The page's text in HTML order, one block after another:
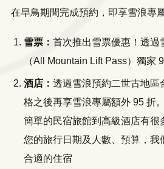
在早鳥期間完成預約，即享雪浪專
雪票： 首次推出雪票優惠！透過
（All Mountain Lift Pass）獨家
酒店： 透過雪浪預約二世古地區
格之後再享雪浪專屬額外 95 折
簡單的民宿旅館到高級酒店有很
您的旅行日期及人數、預算，我
合適的住宿